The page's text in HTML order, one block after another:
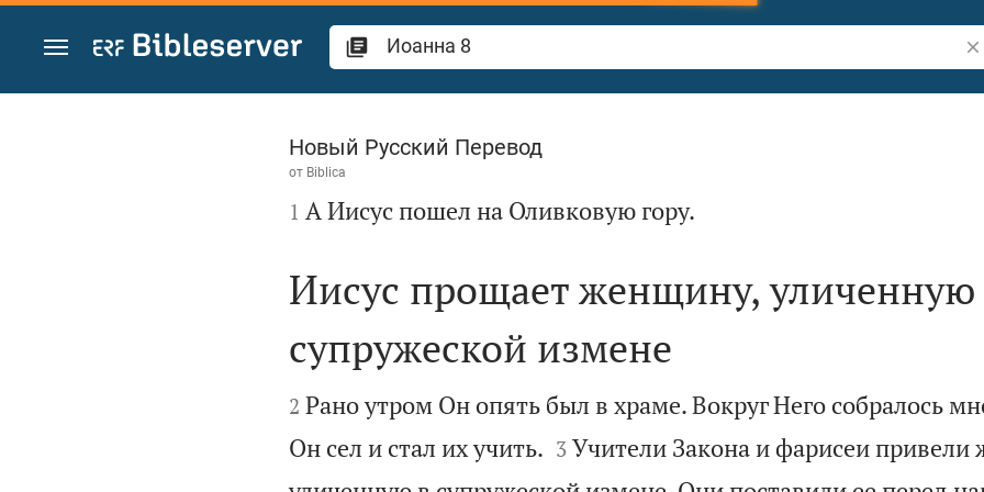
Перейти к содержанию
Иоанна 8
Новый Русский Перевод
от Biblica

1 А Иисус пошел на Оливковую гору.

Иисус прощает женщину, уличенную
супружеской измене

2 Рано утром Он опять был в храме. Вокруг Него собралось
Он сел и стал их учить.
3 Учители Закона и фарисеи